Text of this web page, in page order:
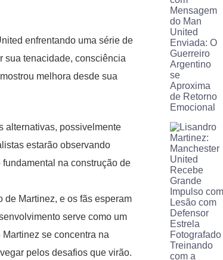
enfrentando uma série de
sua tenacidade, consciência
melhora desde sua
alternativas, possivelmente
estarão observando
na construção de
Martinez, e os fãs esperam
serve como um
se concentra na
pelos desafios que virão.